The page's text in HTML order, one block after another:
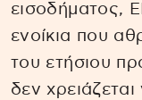
εισοδήματος,
ενοίκια που
του ετήσιου
δεν